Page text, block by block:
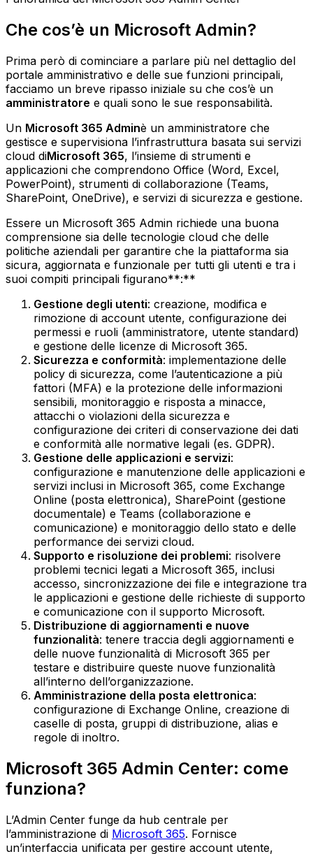
Che cos’è un Microsoft Admin?
Prima però di cominciare a parlare più nel dettaglio del
portale amministrativo e delle sue funzioni principali,
facciamo un breve ripasso iniziale su che cos’è un
amministratore e quali sono le sue responsabilità.
Un Microsoft 365 Adminè un amministratore che
gestisce e supervisiona l’infrastruttura basata sui servizi
cloud diMicrosoft 365, l’insieme di strumenti e
applicazioni che comprendono Office (Word, Excel,
PowerPoint), strumenti di collaborazione (Teams,
SharePoint, OneDrive), e servizi di sicurezza e gestione.
Essere un Microsoft 365 Admin richiede una buona
comprensione sia delle tecnologie cloud che delle
politiche aziendali per garantire che la piattaforma sia
sicura, aggiornata e funzionale per tutti gli utenti e tra i
suoi compiti principali figurano**:**
Gestione degli utenti: creazione, modifica e
rimozione di account utente, configurazione dei
permessi e ruoli (amministratore, utente standard)
e gestione delle licenze di Microsoft 365.‍
Sicurezza e conformità: implementazione delle
policy di sicurezza, come l’autenticazione a più
fattori (MFA) e la protezione delle informazioni
sensibili, monitoraggio e risposta a minacce,
attacchi o violazioni della sicurezza e
configurazione dei criteri di conservazione dei dati
e conformità alle normative legali (es. GDPR).‍
Gestione delle applicazioni e servizi:
configurazione e manutenzione delle applicazioni e
servizi inclusi in Microsoft 365, come Exchange
Online (posta elettronica), SharePoint (gestione
documentale) e Teams (collaborazione e
comunicazione) e monitoraggio dello stato e delle
performance dei servizi cloud.‍
Supporto e risoluzione dei problemi: risolvere
problemi tecnici legati a Microsoft 365, inclusi
accesso, sincronizzazione dei file e integrazione tra
le applicazioni e gestione delle richieste di supporto
e comunicazione con il supporto Microsoft.‍
Distribuzione di aggiornamenti e nuove
funzionalità: tenere traccia degli aggiornamenti e
delle nuove funzionalità di Microsoft 365 per
testare e distribuire queste nuove funzionalità
all’interno dell’organizzazione.‍
Amministrazione della posta elettronica:
configurazione di Exchange Online, creazione di
caselle di posta, gruppi di distribuzione, alias e
regole di inoltro.
Microsoft 365 Admin Center: come
funziona?
L’Admin Center funge da hub centrale per
l’amministrazione di Microsoft 365. Fornisce
un’interfaccia unificata per gestire account utente,